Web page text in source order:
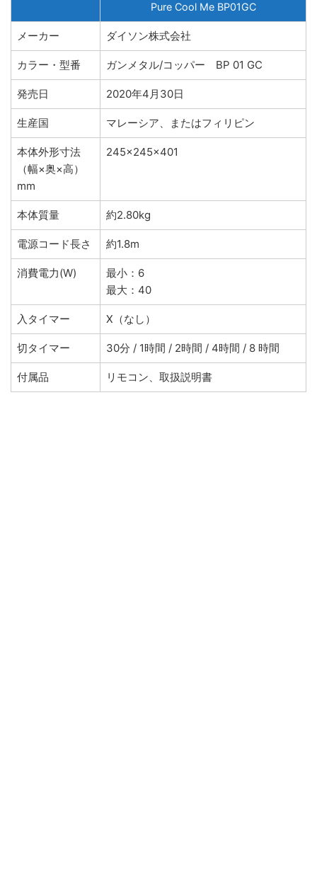
Pure Cool Me BP01GC
メーカー ダイソン株式会社
カラー・型番 ガンメタル/コッパー BP 01 GC
発売日 2020年4月30日
生産国 マレーシア、またはフィリピン
本体外形寸法
（幅×奥×高）
mm
245x245x401
本体質量 約2.80kg
電源コード長さ 約1.8m
消費電力(W)
最小：6
最大：40
入タイマー X（なし）
切タイマー 30分 / 1時間 / 2時間 / 4時間 / 8 時間
付属品 リモコン、取扱説明書